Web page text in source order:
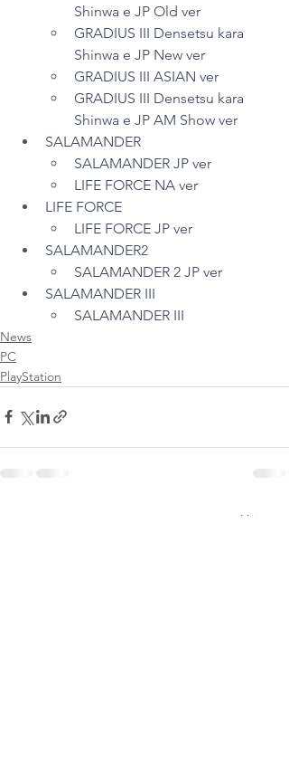
Shinwa e JP Old ver
GRADIUS III Densetsu kara
Shinwa e JP New ver
GRADIUS III ASIAN ver
GRADIUS III Densetsu kara
Shinwa e JP AM Show ver
SALAMANDER
SALAMANDER JP ver
LIFE FORCE NA ver
LIFE FORCE
LIFE FORCE JP ver
SALAMANDER2
SALAMANDER 2 JP ver
SALAMANDER III
SALAMANDER III
News
PC
PlayStation
Voir tout